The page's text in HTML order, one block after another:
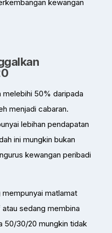
kewangan
melebihi 50% daripada
menjadi cabaran.
lebihan pendapatan
ini mungkin bukan
kewangan peribadi
matlamat
sedang membina
50/30/20 mungkin tidak